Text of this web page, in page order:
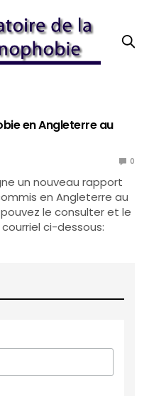
en Angleterre au
0
un nouveau rapport
en Angleterre au
le consulter et le
ci-dessous: